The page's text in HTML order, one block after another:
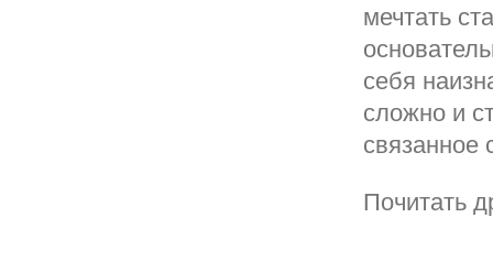
мечтать
себя
сложно и
связанное
Почитать